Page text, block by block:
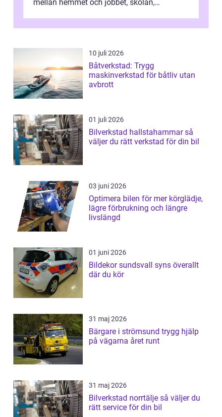
mellan hemmet och jobbet, skolan,
10 juli 2026
Båtverkstad: Trygg
maskinverkstad för båtliv utan
avbrott
01 juli 2026
Bilverkstad hallstahammar så
väljer du rätt verkstad för din bil
03 juni 2026
Optimera bilen för mer körglädje,
lägre förbrukning och längre
livslängd
01 juni 2026
Bildekor sundsvall syns överallt
där du kör
31 maj 2026
Bärgare i strömsund trygg hjälp
på vägarna året runt
31 maj 2026
Bilverkstad norrtälje så väljer du
rätt service för din bil